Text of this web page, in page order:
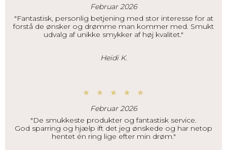
Februar 2026
"Fantastisk, personlig betjening med stor interesse for at
forstå de ønsker og drømme man kommer med. Smukt
udvalg af unikke smykker af høj kvalitet."
Heidi K.
Februar 2026
"De smukkeste produkter og fantastisk service.
God sparring og hjælp ift det jeg ønskede og har netop
hentet én ring lige efter min drøm."